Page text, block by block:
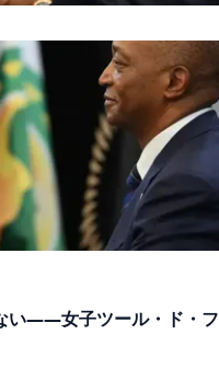
い――女子ツール・ド・